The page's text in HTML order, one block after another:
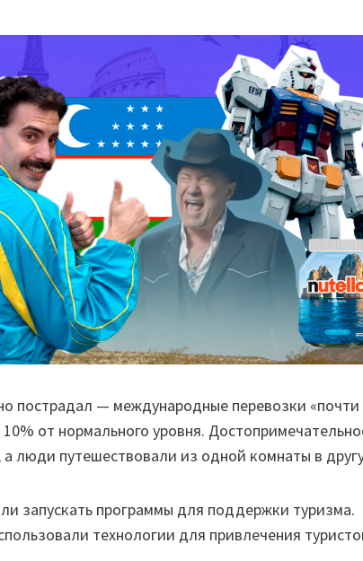
пострадал — международные перевозки «почти
от нормального уровня.
люди путешествовали из одной комнаты в
запускать программы для поддержки туризма.
технологии для привлечения